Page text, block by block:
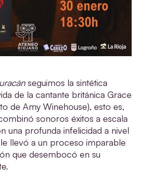
seguimos la sintética
de la cantante británica Grace
de Amy Winehouse), esto es,
sonoros éxitos a escala
una profunda infelicidad a nivel
llevó a un proceso imparable
que desembocó en su